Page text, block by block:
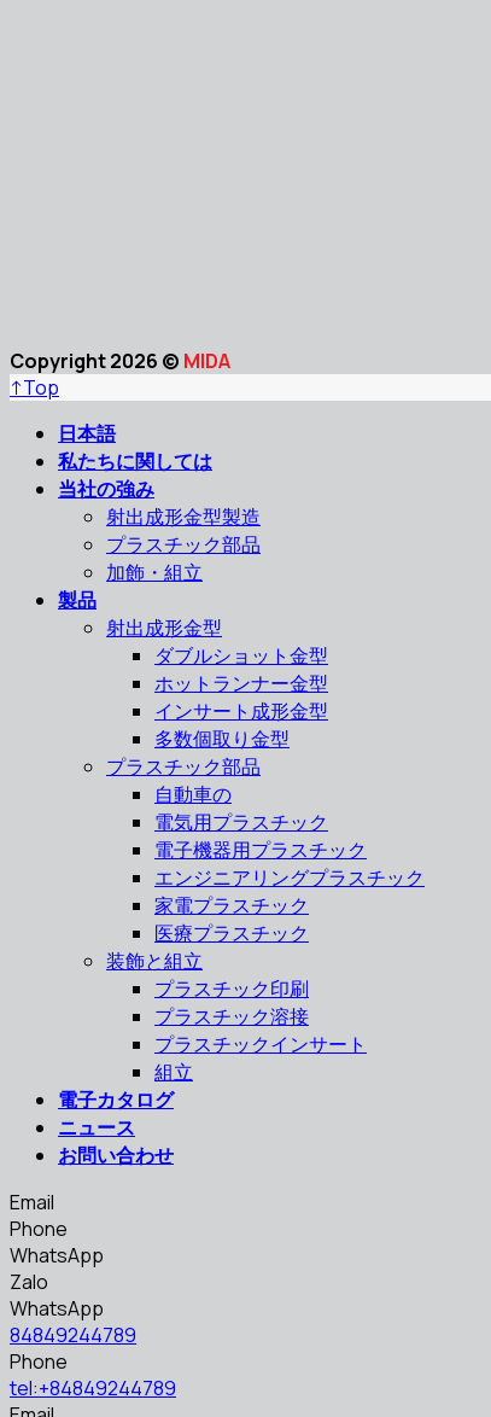
Copyright 2026 © MIDA
↑Top
日本語
私たちに関しては
当社の強み
射出成形金型製造
プラスチック部品
加飾・組立
製品
射出成形金型
ダブルショット金型
ホットランナー金型
インサート成形金型
多数個取り金型
プラスチック部品
自動車の
電気用プラスチック
電子機器用プラスチック
エンジニアリングプラスチック
家電プラスチック
医療プラスチック
装飾と組立
プラスチック印刷
プラスチック溶接
プラスチックインサート
組立
電子カタログ
ニュース
お問い合わせ
Email
Phone
WhatsApp
Zalo
WhatsApp
84849244789
Phone
tel:+84849244789